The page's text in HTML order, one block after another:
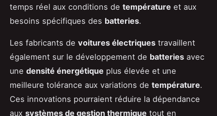
temps réel aux conditions de température et aux
besoins spécifiques des batteries.
Les fabricants de voitures électriques travaillent
également sur le développement de batteries avec
une densité énergétique plus élevée et une
meilleure tolérance aux variations de température.
Ces innovations pourraient réduire la dépendance
aux systèmes de gestion thermique tout en